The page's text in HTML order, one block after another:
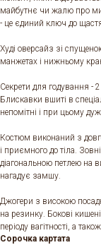
майбутнє чи жалю про
- це єдиний ключ до
Худі оверсайз зі
манжетах і нижньому
Секрети для годування -
Блискавки вшиті в
непомітні і при цьому
Костюм виконаний з
і приємного до тіла.
діагональною петлею на
нагадує замшу.
Джогери з високою
на резинку. Бокові
періоду вагітності, а
Сорочка картата